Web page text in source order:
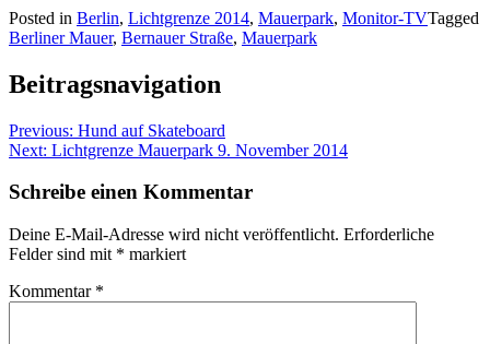
Posted in Berlin, Lichtgrenze 2014, Mauerpark, Monitor-TVTagged
Berliner Mauer, Bernauer Straße, Mauerpark
Beitragsnavigation
Previous: Hund auf Skateboard
Next: Lichtgrenze Mauerpark 9. November 2014
Schreibe einen Kommentar
Deine E-Mail-Adresse wird nicht veröffentlicht. Erforderliche
Felder sind mit * markiert
Kommentar *